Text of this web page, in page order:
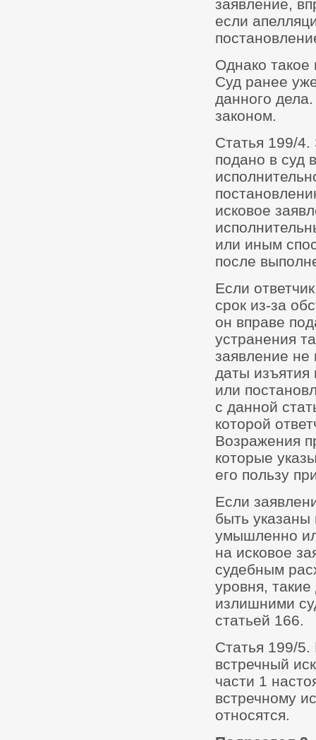
заявление,
если
Однако такое
Суд ранее
данного
законом.
Статья 199/
подано в суд
исковое
или иным
после
Если
срок из-за
он вправе
устранения
заявление
даты
или
с данной
которой
Возражения
которые
его пользу
Если
быть указаны
умышленно
на исковое
судебным
уровня,
излишними
статьей 166.
Статья 199/5.
встречный
части 1
встречному
относятся.